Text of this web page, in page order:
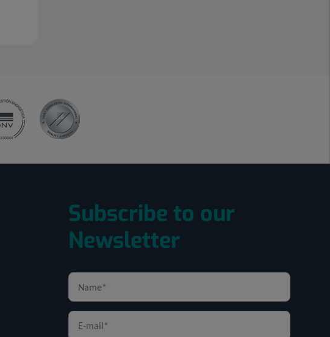
Subscribe to our
Newsletter